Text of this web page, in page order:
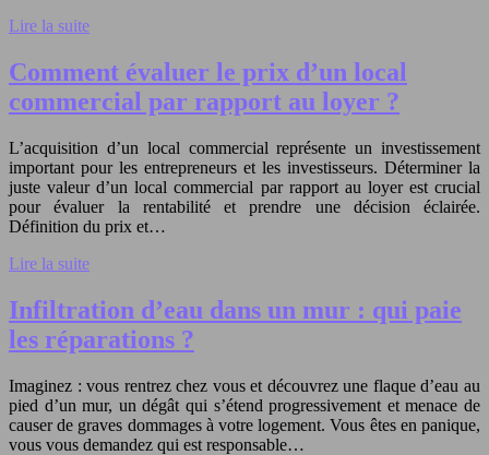
Lire la suite
Comment évaluer le prix d’un local
commercial par rapport au loyer ?
L’acquisition d’un local commercial représente un investissement
important pour les entrepreneurs et les investisseurs. Déterminer la
juste valeur d’un local commercial par rapport au loyer est crucial
pour évaluer la rentabilité et prendre une décision éclairée.
Définition du prix et…
Lire la suite
Infiltration d’eau dans un mur : qui paie
les réparations ?
Imaginez : vous rentrez chez vous et découvrez une flaque d’eau au
pied d’un mur, un dégât qui s’étend progressivement et menace de
causer de graves dommages à votre logement. Vous êtes en panique,
vous vous demandez qui est responsable…